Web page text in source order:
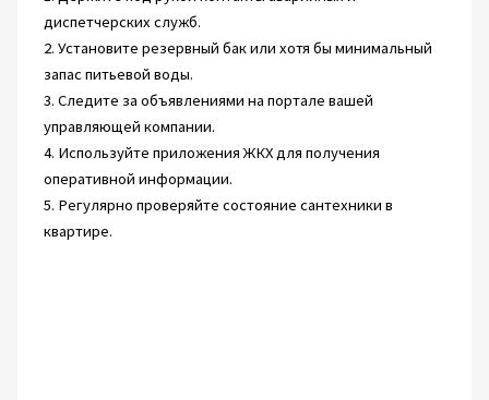
диспетчерских служб.
2. Установите резервный бак или хотя бы минимальный
запас питьевой воды.
3. Следите за объявлениями на портале вашей
управляющей компании.
4. Используйте приложения ЖКХ для получения
оперативной информации.
5. Регулярно проверяйте состояние сантехники в
квартире.